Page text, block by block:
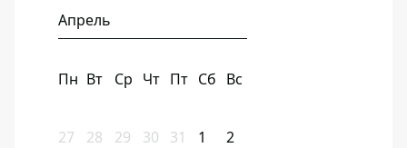
Апрель
Пн Вт Ср Чт Пт Сб Вс
27 28 29 30 31 1 2